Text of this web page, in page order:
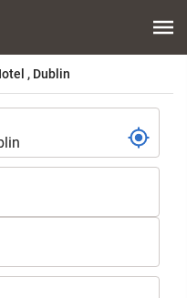
, Dublin